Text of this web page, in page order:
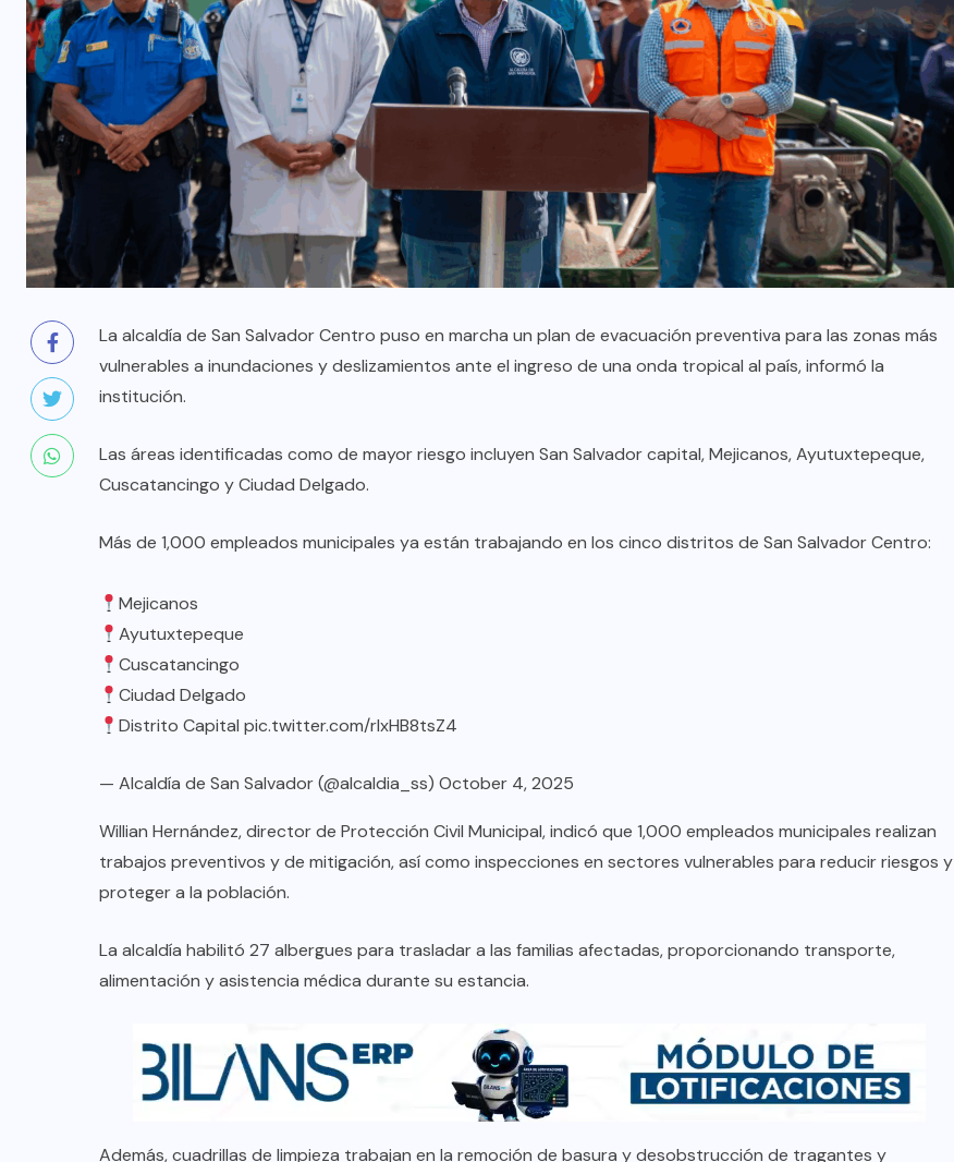
La alcaldía de San Salvador Centro puso en marcha un plan de evacuación preventiva para las zonas más
vulnerables a inundaciones y deslizamientos ante el ingreso de una onda tropical al país, informó la
institución.
Las áreas identificadas como de mayor riesgo incluyen San Salvador capital, Mejicanos, Ayutuxtepeque,
Cuscatancingo y Ciudad Delgado.
Más de 1,000 empleados municipales ya están trabajando en los cinco distritos de San Salvador Centro:
Mejicanos
Ayutuxtepeque
Cuscatancingo
Ciudad Delgado
Distrito Capitalpic.twitter.com/rIxHB8tsZ4
— Alcaldía de San Salvador (@alcaldia_ss) October 4, 2025
Willian Hernández, director de Protección Civil Municipal, indicó que 1,000 empleados municipales realizan
trabajos preventivos y de mitigación, así como inspecciones en sectores vulnerables para reducir riesgos y
proteger a la población.
La alcaldía habilitó 27 albergues para trasladar a las familias afectadas, proporcionando transporte,
alimentación y asistencia médica durante su estancia.
Además, cuadrillas de limpieza trabajan en la remoción de basura y desobstrucción de tragantes y